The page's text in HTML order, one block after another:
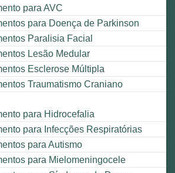
para AVC
para Doença de Parkinson
Paralisia Facial
Lesão Medular
Esclerose Múltipla
Traumatismo Craniano
para Hidrocefalia
para Infecções Respiratórias
para Autismo
para Mielomeningocele